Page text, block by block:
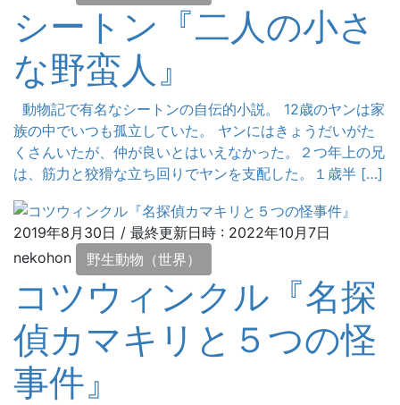
シートン『二人の小さ
な野蛮人』
動物記で有名なシートンの自伝的小説。 12歳のヤンは家
族の中でいつも孤立していた。 ヤンにはきょうだいがた
くさんいたが、仲が良いとはいえなかった。２つ年上の兄
は、筋力と狡猾な立ち回りでヤンを支配した。１歳半 […]
2019年8月30日 / 最終更新日時 : 2022年10月7日
nekohon
野生動物（世界）
コツウィンクル『名探
偵カマキリと５つの怪
事件』